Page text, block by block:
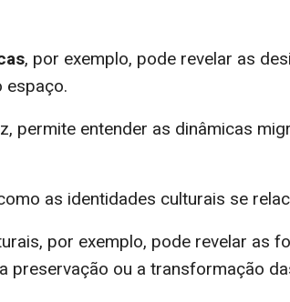
, por exemplo, pode revelar as
espaço.
permite entender as dinâmicas
as identidades culturais se
por exemplo, pode revelar as
ou a transformação